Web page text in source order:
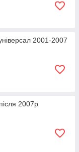
2001-2007
2007р